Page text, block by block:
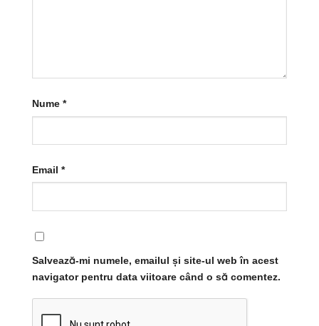
Nume *
Email *
Salvează-mi numele, emailul și site-ul web în acest
navigator pentru data viitoare când o să comentez.